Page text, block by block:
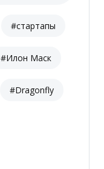
#стартапы
#Илон Маск
#Dragonfly